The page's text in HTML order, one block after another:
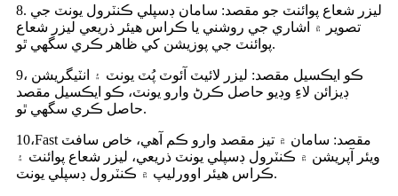
8. ليزر شعاع پوائنٽ جو مقصد: سامان ڊسپلي ڪنٽرول يونٽ جي
تصوير ۾ اشاري جي روشني يا ڪراس هيئر ذريعي ليزر شعاع
پوائنٽ جي پوزيشن کي ظاهر ڪري سگھي ٿو.
9، ڪو ايڪسيل مقصد: ليزر لائيٽ آئوٽ پُٽ يونٽ ۽ انٽيگريشن
ڊيزائن لاءِ وڊيو حاصل ڪرڻ وارو يونٽ، ڪو ايڪسيل مقصد
حاصل ڪري سگھي ٿو.
10،Fast مقصد: سامان ۾ تيز مقصد وارو ڪم آهي، خاص سافٽ
ويئر آپريشن ۾ ڪنٽرول ڊسپلي يونٽ ذريعي، ليزر شعاع پوائنٽ ۽
ڪراس هيئر اوورليپ ۾ ڪنٽرول ڊسپلي يونٽ.